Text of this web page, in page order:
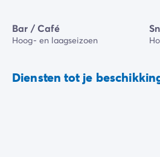
Bar / Café
Hoog- en laagseizoen
Diensten tot je